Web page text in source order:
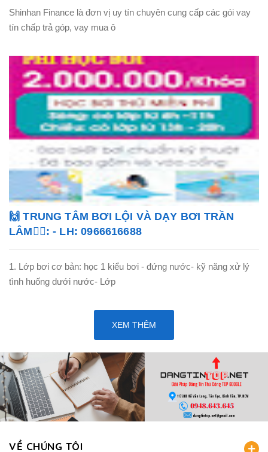
Shinhan Finance là đơn vị uy tín chuyên cung cấp các gói vay
tín chấp trả góp, vay mua ô
🙌 TRUNG TÂM BƠI LỘI VÀ DẠY BƠI TRẦN
LÂM🏊‍♂️: - LH: 0966616688
1. Lớp bơi cơ bản: học 1 kiểu bơi - đứng nước- kỹ năng xử lý
tình huống dưới nước- Lớp
XEM THÊM
VỀ CHÚNG TÔI